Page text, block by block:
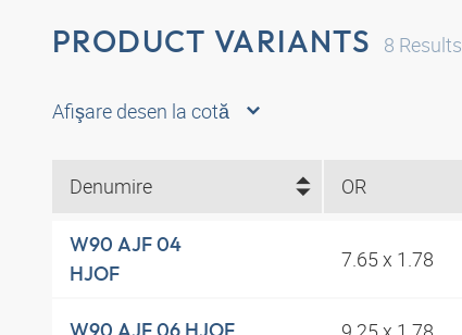
PRODUCT VARIANTS 8 Results
Afişare desen la cotă
Denumire OR
W90 AJF 04
HJOF
7.65 x 1.78